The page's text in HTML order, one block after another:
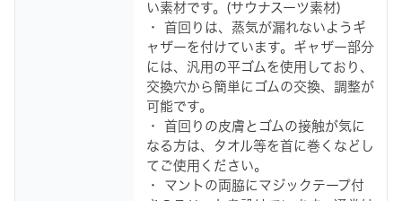
い素材です。(サウナスーツ素材)
・ 首回りは、蒸気が漏れないようギ
ャザーを付けています。ギャザー部分
には、汎用の平ゴムを使用しており、
交換穴から簡単にゴムの交換、調整が
可能です。
・ 首回りの皮膚とゴムの接触が気に
なる方は、タオル等を首に巻くなどし
てご使用ください。
・ マントの両脇にマジックテープ付